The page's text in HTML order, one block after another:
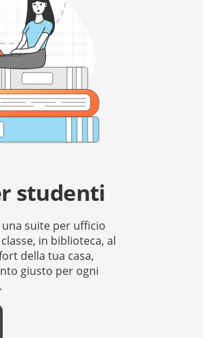
studenti
suite per ufficio
in biblioteca, al
della tua casa,
giusto per ogni